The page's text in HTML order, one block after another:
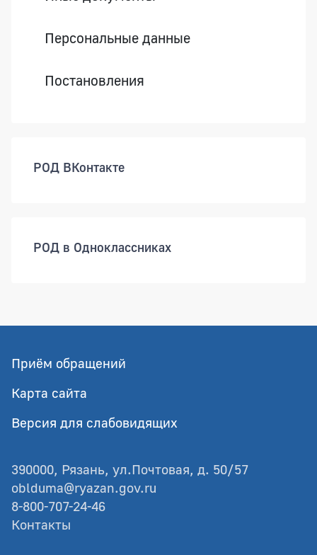
Персональные данные
Постановления
РОД ВКонтакте
РОД в Одноклассниках
Приём обращений
Карта сайта
Версия для слабовидящих
390000, Рязань, ул.Почтовая, д. 50/57
oblduma@ryazan.gov.ru
8-800-707-24-46
Контакты